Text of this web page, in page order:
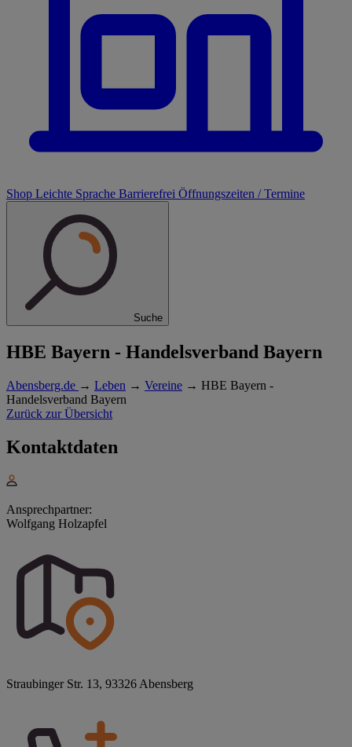
Shop Leichte Sprache Barrierefrei Öffnungszeiten / Termine
Suche
HBE Bayern - Handelsverband Bayern
Abensberg.de → Leben → Vereine → HBE Bayern -
Handelsverband Bayern
Zurück zur Übersicht
Kontaktdaten
Ansprechpartner:
Wolfgang Holzapfel
Straubinger Str. 13, 93326 Abensberg